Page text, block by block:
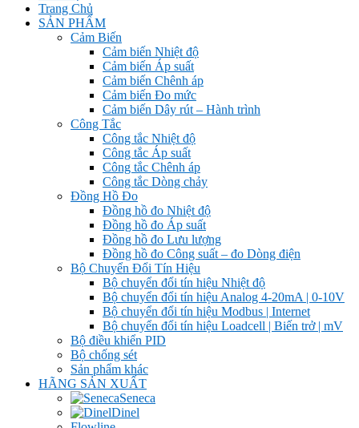
Trang Chủ
SẢN PHẨM
Cảm Biến
Cảm biến Nhiệt độ
Cảm biến Áp suất
Cảm biến Chênh áp
Cảm biến Đo mức
Cảm biến Dây rút – Hành trình
Công Tắc
Công tắc Nhiệt độ
Công tắc Áp suất
Công tắc Chênh áp
Công tắc Dòng chảy
Đồng Hồ Đo
Đồng hồ đo Nhiệt độ
Đồng hồ đo Áp suất
Đồng hồ đo Lưu lượng
Đồng hồ đo Công suất – đo Dòng điện
Bộ Chuyển Đổi Tín Hiệu
Bộ chuyển đổi tín hiệu Nhiệt độ
Bộ chuyển đổi tín hiệu Analog 4-20mA | 0-10V
Bộ chuyển đổi tín hiệu Modbus | Internet
Bộ chuyển đổi tín hiệu Loadcell | Biến trở | mV
Bộ điều khiển PID
Bộ chống sét
Sản phẩm khác
HÃNG SẢN XUẤT
Seneca
Dinel